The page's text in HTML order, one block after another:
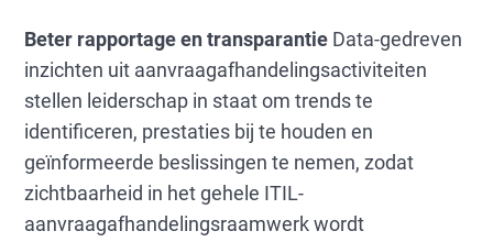
Beter rapportage en transparantie Data-gedreven
inzichten uit aanvraagafhandelingsactiviteiten
stellen leiderschap in staat om trends te
identificeren, prestaties bij te houden en
geïnformeerde beslissingen te nemen, zodat
zichtbaarheid in het gehele ITIL-
aanvraagafhandelingsraamwerk wordt